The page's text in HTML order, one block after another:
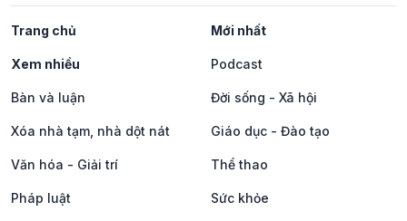
Trang chủ Mới nhất
Xem nhiều Podcast
Bàn và luận Đời sống - Xã hội
Xóa nhà tạm, nhà dột nát Giáo dục - Đào tạo
Văn hóa - Giải trí Thể thao
Pháp luật Sức khỏe